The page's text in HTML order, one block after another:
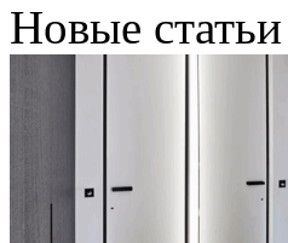
Новые статьи